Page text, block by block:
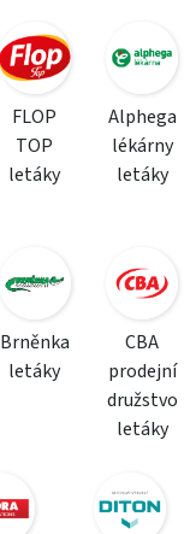
FLOP
TOP
letáky
Alphega
lékárny
letáky
Brněnka
letáky
CBA
prodejní
družstvo
letáky